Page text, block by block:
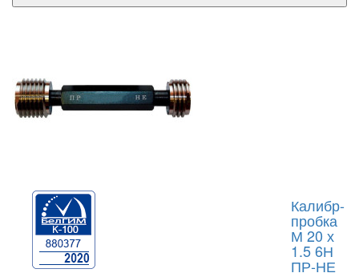
Калибр-
пробка
М 20 х
1.5 6Н
ПР-НЕ